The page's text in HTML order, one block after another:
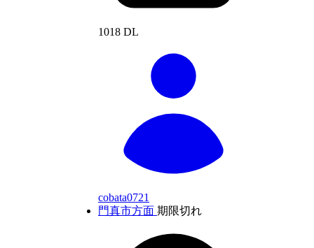
1018 DL
cobata0721
門真市方面 期限切れ